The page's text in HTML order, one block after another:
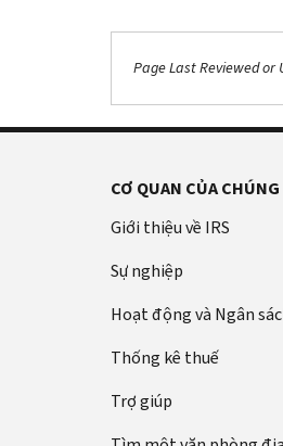
Page Last Reviewed or
CƠ QUAN CỦA
Giới thiệu về IRS
Sự nghiệp
Hoạt động và Ngân
Thống kê thuế
Trợ giúp